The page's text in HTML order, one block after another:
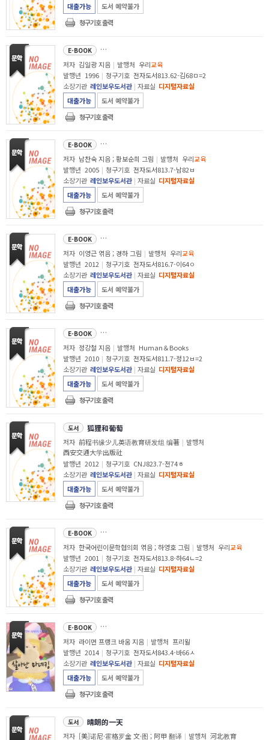
대출가능
도서 예약불가
청구기호 출력
E-BOOK 말더듬이 원식이 : 김일광 창작 동화집
저자 김일광 지음 | 발행처 우리교육
발행년 1996 | 청구기호 전자도서813.62-김68ㅁ=2
소장기관 레인보우도서관 | 자료실 디지털자료실
대출가능
도서 예약불가
청구기호 출력
E-BOOK 받은 편지함 : 남찬숙 장편 동화
저자 남찬숙 지음 ; 황보순희 그림 | 발행처 우리교육
발행년 2005 | 청구기호 전자도서813.7-남82ㅂ
소장기관 레인보우도서관 | 자료실 디지털자료실
대출가능
도서 예약불가
청구기호 출력
E-BOOK 이빨 뺀 날 : 23학년 어린이 일기 모음
저자 이영근 엮음 ; 경하 그림 | 발행처 우리교육
발행년 2012 | 청구기호 전자도서816.7-이64ㅇ
소장기관 레인보우도서관 | 자료실 디지털자료실
대출가능
도서 예약불가
청구기호 출력
E-BOOK 블라인드 스쿨 = Blind school : 정강철 장편소설
저자 정강철 지음 | 발행처 Human＆Books
발행년 2010 | 청구기호 전자도서811.7-정12ㅂ=2
소장기관 레인보우도서관 | 자료실 디지털자료실
대출가능
도서 예약불가
청구기호 출력
도서 狐狸和葡萄
저자 前程书缘少儿英语教育研发组 编著 | 발행처
西安交通大学出版社
발행년 2012 | 청구기호 CNJ823.7-전74ㅎ
소장기관 레인보우도서관 | 자료실 디지털자료실
대출가능
도서 예약불가
청구기호 출력
E-BOOK 너도 겁쟁이
저자 한국어린이문학협의회 엮음 ; 하영호 그림 | 발행처 우리교육
발행년 2001 | 청구기호 전자도서813.8-하64ㄴ=2
소장기관 레인보우도서관 | 자료실 디지털자료실
대출가능
도서 예약불가
청구기호 출력
E-BOOK 살아난 마네킹
저자 라이먼 프랭크 바움 지음 | 발행처 프리윌
발행년 2014 | 청구기호 전자도서843.4-바66ㅅ
소장기관 레인보우도서관 | 자료실 디지털자료실
대출가능
도서 예약불가
청구기호 출력
도서 晴朗的一天
저자 [美]诺尼·霍格罗金 文·图 ; 阿甲 翻译 | 발행처 河北教育